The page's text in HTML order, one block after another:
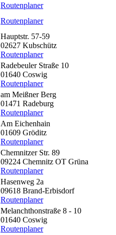
Routenplaner
Routenplaner
Hauptstr. 57-59
02627 Kubschütz
Routenplaner
Radebeuler Straße 10
01640 Coswig
Routenplaner
am Meißner Berg
01471 Radeburg
Routenplaner
Am Eichenhain
01609 Gröditz
Routenplaner
Chemnitzer Str. 89
09224 Chemnitz OT Grüna
Routenplaner
Hasenweg 2a
09618 Brand-Erbisdorf
Routenplaner
Melanchthonstraße 8 - 10
01640 Coswig
Routenplaner